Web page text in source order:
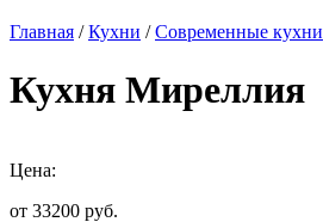
Главная /Кухни /Современные кухни
Кухня Миреллия
Цена:
от 33200 руб.